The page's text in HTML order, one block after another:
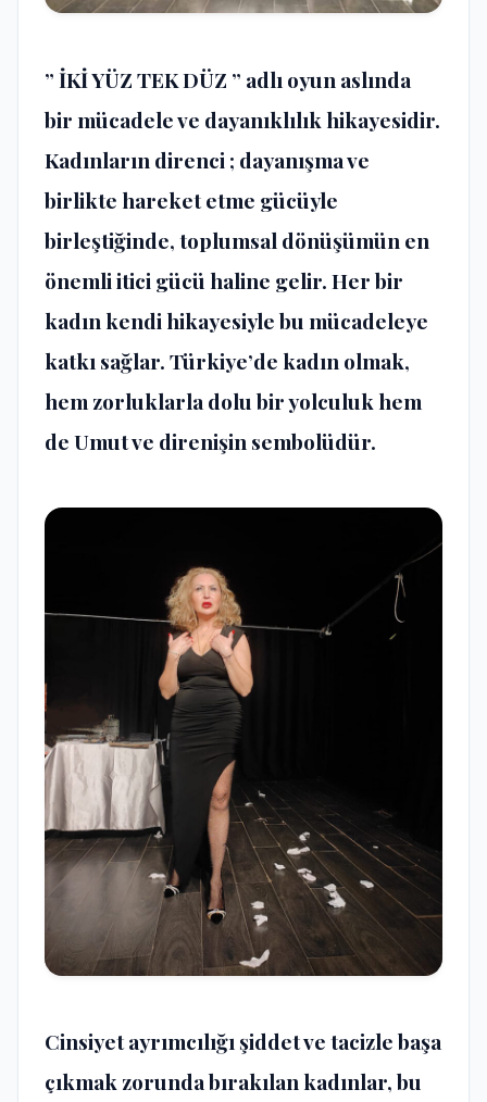
” İKİ YÜZ TEK DÜZ ” adlı oyun aslında
bir mücadele ve dayanıklılık hikayesidir.
Kadınların direnci ; dayanışma ve
birlikte hareket etme gücüyle
birleştiğinde, toplumsal dönüşümün en
önemli itici gücü haline gelir. Her bir
kadın kendi hikayesiyle bu mücadeleye
katkı sağlar. Türkiye’de kadın olmak,
hem zorluklarla dolu bir yolculuk hem
de Umut ve direnişin sembolüdür.
Cinsiyet ayrımcılığı şiddet ve tacizle başa
çıkmak zorunda bırakılan kadınlar, bu